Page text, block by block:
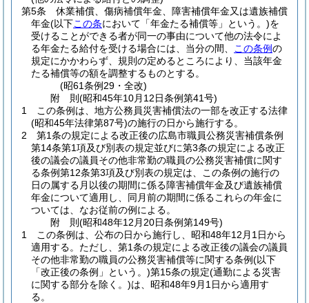
第5条
休業補償、傷病補償年金、障害補償年金又は遺族補償
年金(以下この条において「年金たる補償等」という。)を
受けることができる者が同一の事由について他の法令によ
る年金たる給付を受ける場合には、当分の間、
この条例の
規定にかかわらず、規則の定めるところにより、当該年金
たる補償等の額を調整するものとする。
(昭61条例29・全改)
附 則(昭和45年10月12日条例第41号)
1
この条例は、地方公務員災害補償法の一部を改正する法律
(昭和45年法律第87号)の施行の日から施行する。
2
第1条の規定による改正後の広島市職員公務災害補償条例
第14条第1項及び別表の規定並びに第3条の規定による改正
後の議会の議員その他非常勤の職員の公務災害補償に関す
る条例第12条第3項及び別表の規定は、この条例の施行の
日の属する月以後の期間に係る障害補償年金及び遺族補償
年金について適用し、同月前の期間に係るこれらの年金に
ついては、なお従前の例による。
附 則(昭和48年12月20日条例第149号)
1
この条例は、公布の日から施行し、昭和48年12月1日から
適用する。 ただし、第1条の規定による改正後の議会の議員
その他非常勤の職員の公務災害補償等に関する条例(以下
「改正後の条例」という。)第15条の規定(通勤による災害
に関する部分を除く。)は、昭和48年9月1日から適用す
る。